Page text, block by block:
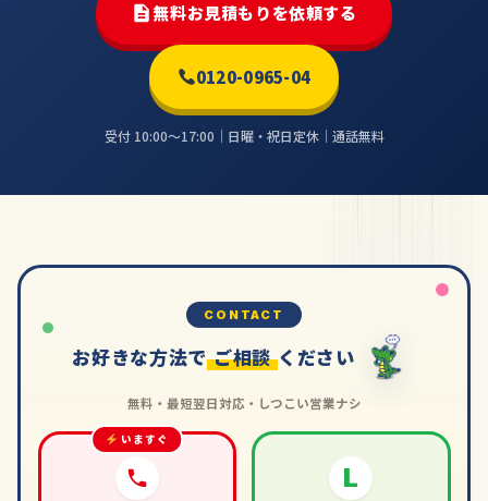
無料お見積もりを依頼する
0120-0965-04
受付 10:00〜17:00｜日曜・祝日定休｜通話無料
CONTACT
お好きな方法で ご相談 ください
無料・最短翌日対応・しつこい営業ナシ
いますぐ
L